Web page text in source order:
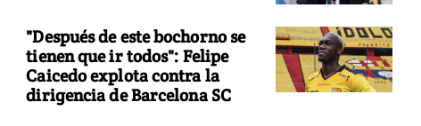
"Después de este bochorno se
tienen que ir todos": Felipe
Caicedo explota contra la
dirigencia de Barcelona SC